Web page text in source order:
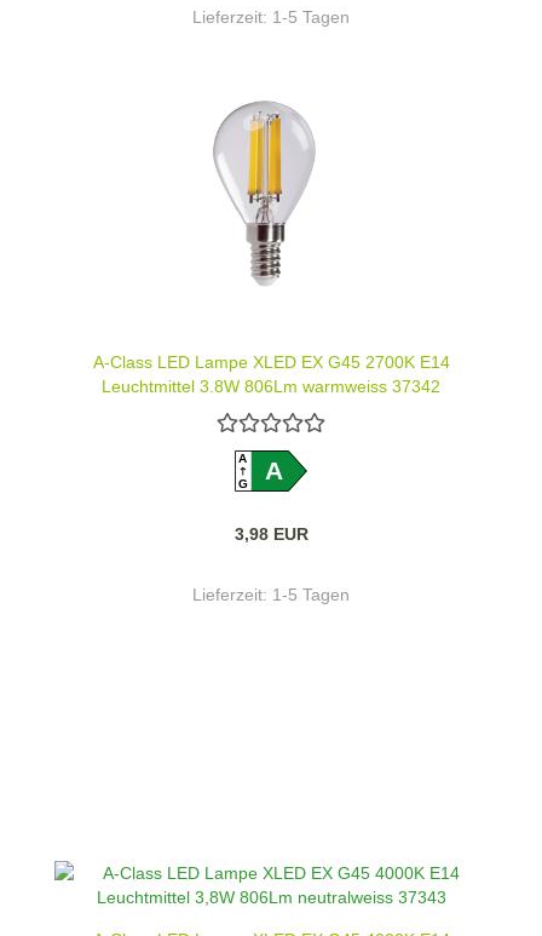
Lieferzeit: 1-5 Tagen
A-Class LED Lampe XLED EX G45 2700K E14
Leuchtmittel 3,8W 806Lm warmweiss 37342
A
GA
3,98 EUR
Lieferzeit: 1-5 Tagen